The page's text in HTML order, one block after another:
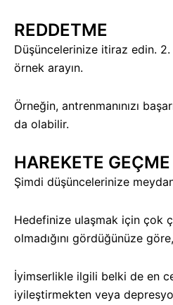
REDDETME
Düşüncelerinize itiraz edin. 2.
örnek arayın.
Örneğin, antrenmanınızı
da olabilir.
HAREKETE GEÇME
Şimdi düşüncelerinize
Hedefinize ulaşmak için çok
olmadığını gördüğünüze
İyimserlikle ilgili belki de en
iyileştirmekten veya